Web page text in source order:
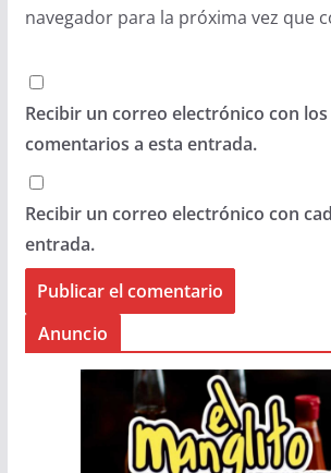
navegador para la próxima vez que
Recibir un correo electrónico con
comentarios a esta entrada.
Recibir un correo electrónico con
entrada.
Anuncio